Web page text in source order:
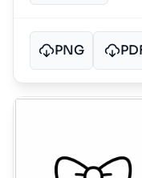
PNG